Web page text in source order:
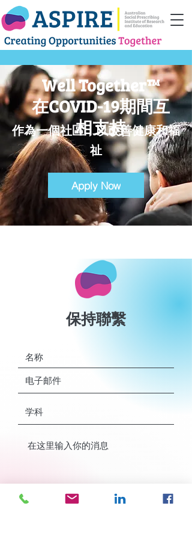
作為一個社區，以改善健康和福
祉
Apply Now
Well Together™
在COVID-19期間互
相支持
保持聯繫